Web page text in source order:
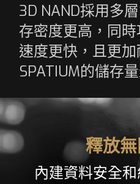
3D NAND採用多
存密度更高，同
速度更快，且更
SPATIUM的儲存
釋放
內建資料安全